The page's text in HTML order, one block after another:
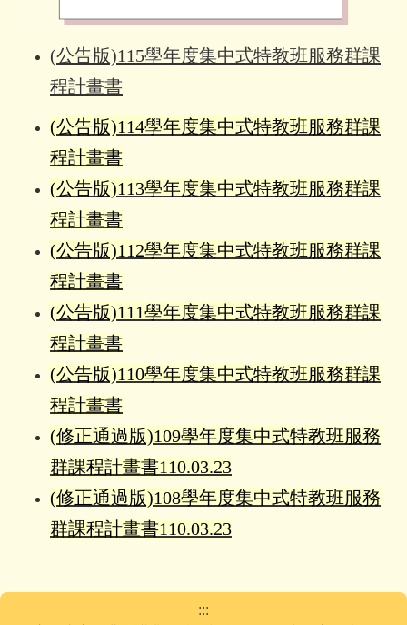
(公告版)115學年度集中式特教班服務群課
程計畫書
(公告版)114學年度集中式特教班服務群課
程計畫書
(公告版)113學年度集中式特教班服務群課
程計畫書
(公告版)112學年度集中式特教班服務群課
程計畫書
(公告版)111學年度集中式特教班服務群課
程計畫書
(公告版)110學年度集中式特教班服務群課
程計畫書
(修正通過版)109學年度集中式特教班服務
群課程計畫書110.03.23
(修正通過版)108學年度集中式特教班服務
群課程計畫書110.03.23
:::